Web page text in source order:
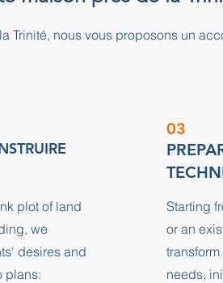
Trinité, nous vous proposons un
plot of land
we
desires and
plans:
03
Starting
or an
needs,